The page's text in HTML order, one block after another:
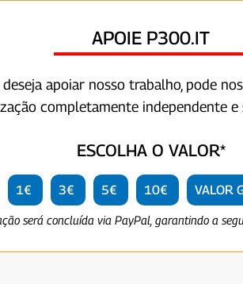
APOIE P300.IT
apoiar nosso trabalho, pode
completamente independente
ESCOLHA O VALOR*
1€ 3€ 5€ 10€ VALOR
será concluída via PayPal, garantindo a